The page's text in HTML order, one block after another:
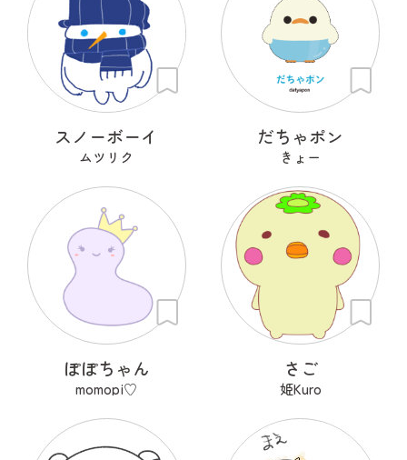
スノーボーイ
ムツリク
だちゃポン
きょー
ぽぽちゃん
momopi♡
さご
姫Kuro